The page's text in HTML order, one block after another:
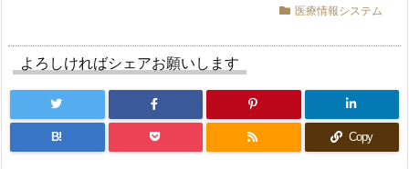
医療情報システム
よろしければシェアお願いします
B! Copy